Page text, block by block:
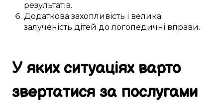
результатів.
Додаткова захопливість і велика
залученість дітей дологопедичні вправи.
У яких ситуаціях варто
звертатися за послугами